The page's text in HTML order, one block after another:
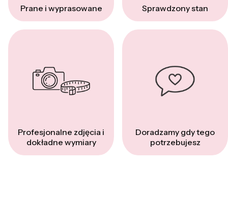
Prane i wyprasowane Sprawdzony stan
Profesjonalne zdjęcia i
dokładne wymiary
Doradzamy gdy tego
potrzebujesz